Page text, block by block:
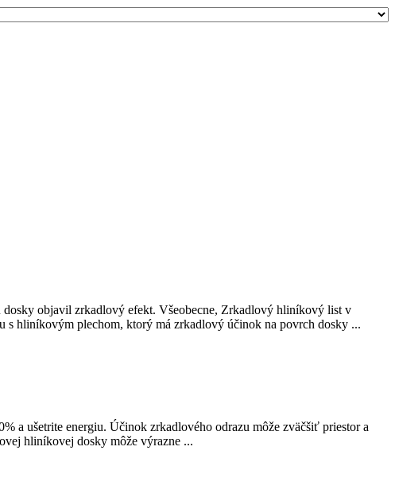
dosky objavil zrkadlový efekt. Všeobecne, Zrkadlový hliníkový list v
s hliníkovým plechom, ktorý má zrkadlový účinok na povrch dosky ...
a ušetrite energiu. Účinok zrkadlového odrazu môže zväčšiť priestor a
hliníkovej dosky môže výrazne ...